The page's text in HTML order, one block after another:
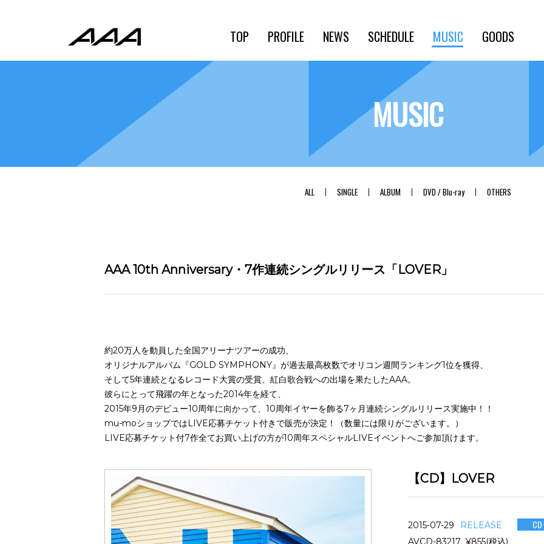
TOP PROFILE NEWS SCHEDULE MUSIC GOODS
MUSIC
ALL SINGLE ALBUM DVD / Blu-ray OTHERS
AAA 10th Anniversary・7作連続シングルリリース「LOVER」
約20万人を動員した全国アリーナツアーの成功、
オリジナルアルバム『GOLD SYMPHONY』が過去最高枚数でオリコン週間ランキング1位を獲得、
そして5年連続となるレコード大賞の受賞、紅白歌合戦への出場を果たしたAAA。
彼らにとって飛躍の年となった2014年を経て、
2015年9月のデビュー10周年に向かって、10周年イヤーを飾る7ヶ月連続シングルリリース実施中！！
mu-moショップではLIVE応募チケット付きで販売が決定！（数量には限りがございます。）
LIVE応募チケット付7作全てお買い上げの方が10周年スペシャルLIVEイベントへご参加頂けます。
【CD】LOVER
2015-07-29 RELEASE
AVCD-83217 ¥855(税込)